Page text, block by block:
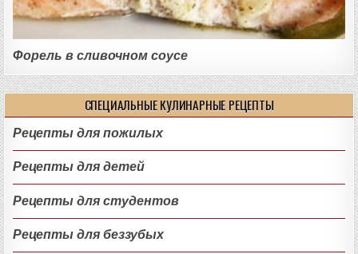
Форель в сливочном соусе
СПЕЦИАЛЬНЫЕ КУЛИНАРНЫЕ РЕЦЕПТЫ
Рецепты для пожилых
Рецепты для детей
Рецепты для студентов
Рецепты для беззубых